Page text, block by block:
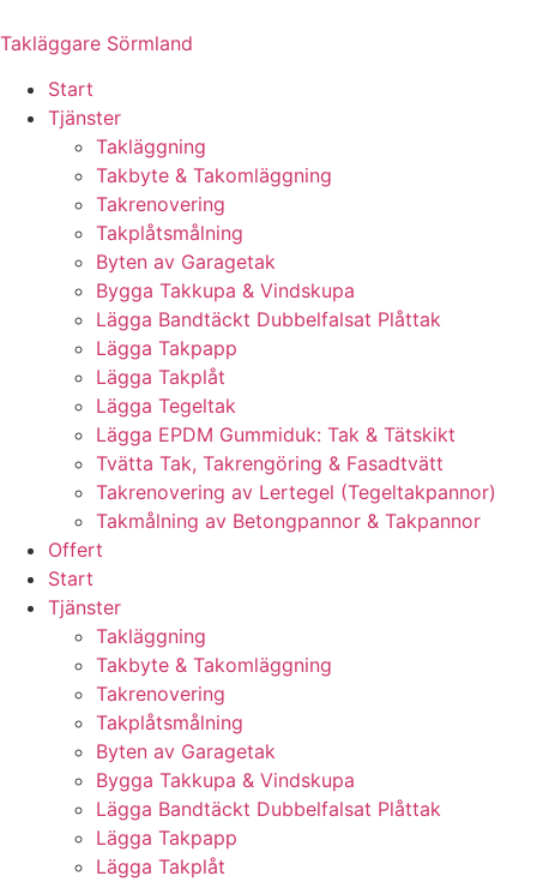
to
Takläggare Sörmland
Start
Tjänster
Takläggning
Takbyte & Takomläggning
Takrenovering
Takplåtsmålning
Byten av Garagetak
Bygga Takkupa & Vindskupa
Lägga Bandtäckt Dubbelfalsat Plåttak
Lägga Takpapp
Lägga Takplåt
Lägga Tegeltak
Lägga EPDM Gummiduk: Tak & Tätskikt
Tvätta Tak, Takrengöring & Fasadtvätt
Takrenovering av Lertegel (Tegeltakpannor)
Takmålning av Betongpannor & Takpannor
Offert
Start
Tjänster
Takläggning
Takbyte & Takomläggning
Takrenovering
Takplåtsmålning
Byten av Garagetak
Bygga Takkupa & Vindskupa
Lägga Bandtäckt Dubbelfalsat Plåttak
Lägga Takpapp
Lägga Takplåt